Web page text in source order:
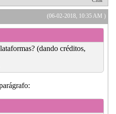
(06-02-2018, 10:35 AM )
(dando créditos,